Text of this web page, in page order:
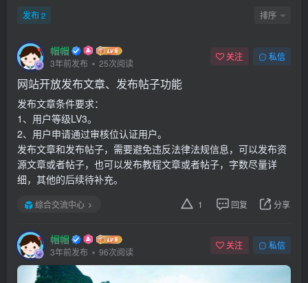
发布 2 排序
帽帽
3年前发布 25次阅读
关注 私信
网站开放发布文章、发布帖子功能
发布文章条件要求：
1、用户等级LV3。
2、用户申请通过审核位认证用户。
发布文章和发布帖子，需要避免违反法律法规信息，可以发布资
源文章或者帖子，也可以发布教程文章或者帖子，字数尽量详
细，其他的后续待补充。
综合交流中心 1 回复 分享
帽帽
3年前发布 96次阅读
关注 私信